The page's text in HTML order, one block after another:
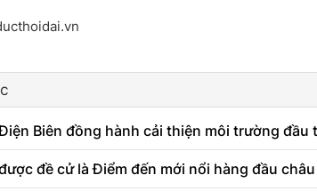
Biên đồng hành cải thiện môi trường đầu
đề cử là Điểm đến mới nổi hàng đầu